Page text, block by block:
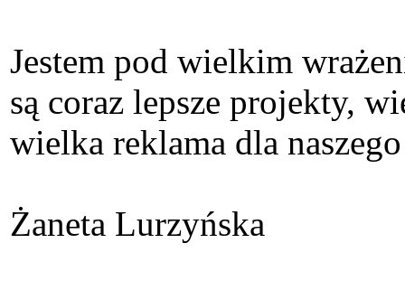
Jestem pod wielkim
są coraz lepsze projekty,
wielka reklama dla
Żaneta Lurzyńska